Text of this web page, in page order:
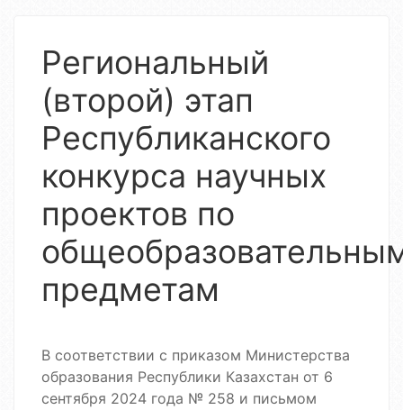
Региональный
(второй) этап
Республиканского
конкурса научных
проектов по
предметам
В соответствии с приказом Министерства
образования Республики Казахстан от 6
сентября 2024 года № 258 и письмом